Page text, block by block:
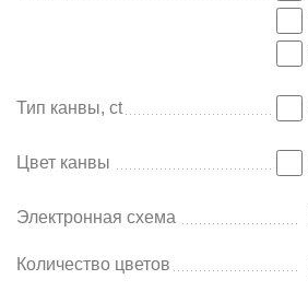
Тип канвы, ct
Цвет канвы
Электронная схема
Количество цветов